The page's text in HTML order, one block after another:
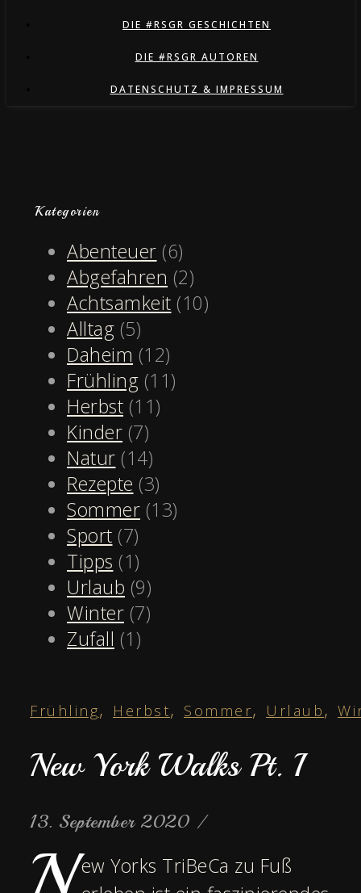
DIE #RSGR GESCHICHTEN
DIE #RSGR AUTOREN
DATENSCHUTZ & IMPRESSUM
Kategorien
Abenteuer (6)
Abgefahren (2)
Achtsamkeit (10)
Alltag (5)
Daheim (12)
Frühling (11)
Herbst (11)
Kinder (7)
Natur (14)
Rezepte (3)
Sommer (13)
Sport (7)
Tipps (1)
Urlaub (9)
Winter (7)
Zufall (1)
Frühling, Herbst, Sommer, Urlaub,
New York Walks Pt. I
13. September 2020 /
ew Yorks TriBeCa zu Fuß